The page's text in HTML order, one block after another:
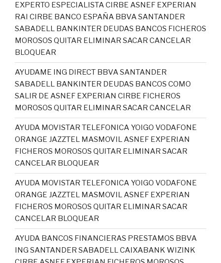
EXPERTO ESPECIALISTA CIRBE ASNEF EXPERIAN
RAI CIRBE BANCO ESPAÑA BBVA SANTANDER
SABADELL BANKINTER DEUDAS BANCOS FICHEROS
MOROSOS QUITAR ELIMINAR SACAR CANCELAR
BLOQUEAR
AYUDAME ING DIRECT BBVA SANTANDER
SABADELL BANKINTER DEUDAS BANCOS COMO
SALIR DE ASNEF EXPERIAN CIRBE FICHEROS
MOROSOS QUITAR ELIMINAR SACAR CANCELAR
AYUDA MOVISTAR TELEFONICA YOIGO VODAFONE
ORANGE JAZZTEL MASMOVIL ASNEF EXPERIAN
FICHEROS MOROSOS QUITAR ELIMINAR SACAR
CANCELAR BLOQUEAR
AYUDA MOVISTAR TELEFONICA YOIGO VODAFONE
ORANGE JAZZTEL MASMOVIL ASNEF EXPERIAN
FICHEROS MOROSOS QUITAR ELIMINAR SACAR
CANCELAR BLOQUEAR
AYUDA BANCOS FINANCIERAS PRESTAMOS BBVA
ING SANTANDER SABADELL CAIXABANK WIZINK